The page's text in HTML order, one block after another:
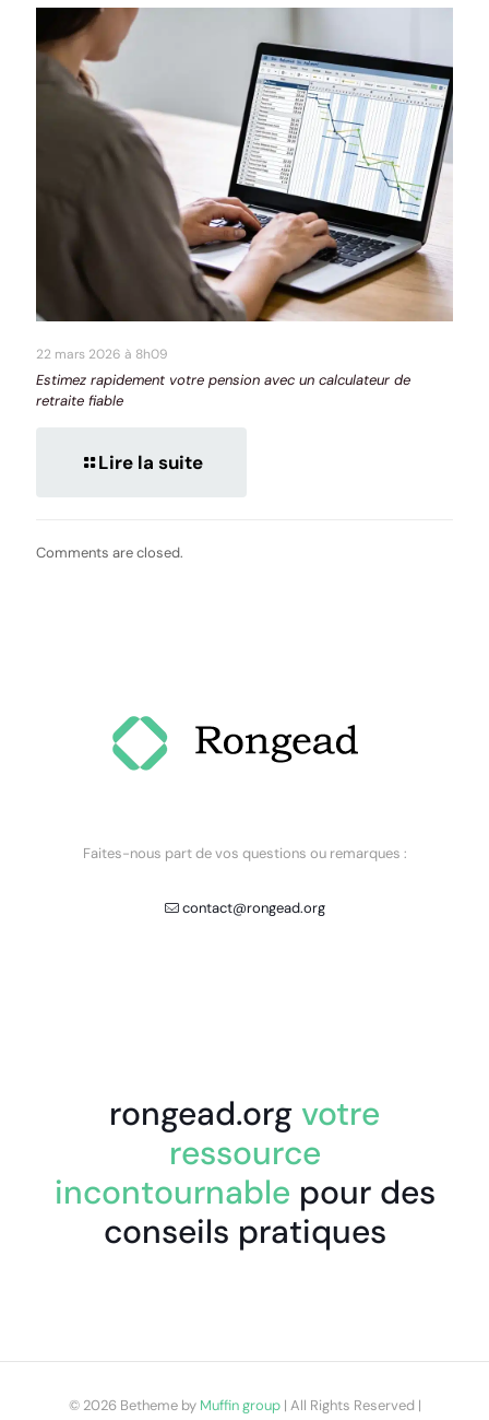
22 mars 2026 à 8h09
Estimez rapidement votre pension avec un calculateur de
retraite fiable
Lire la suite
Comments are closed.
Faites-nous part de vos questions ou remarques :
contact@rongead.org
rongead.org votre
ressource
incontournable pour des
conseils pratiques
© 2026 Betheme by Muffin group| All Rights Reserved |